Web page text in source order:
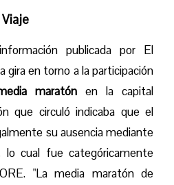
publicada por El
gira en torno a la participación
maratónen la capital
que circuló indicaba que el
su ausencia mediante
lo cual fue categóricamente
"La media maratón de